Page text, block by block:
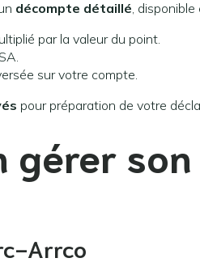
décompte détaillé, disponible
par la valeur du point.
sur votre compte.
pour préparation de votre
gérer
Arrco